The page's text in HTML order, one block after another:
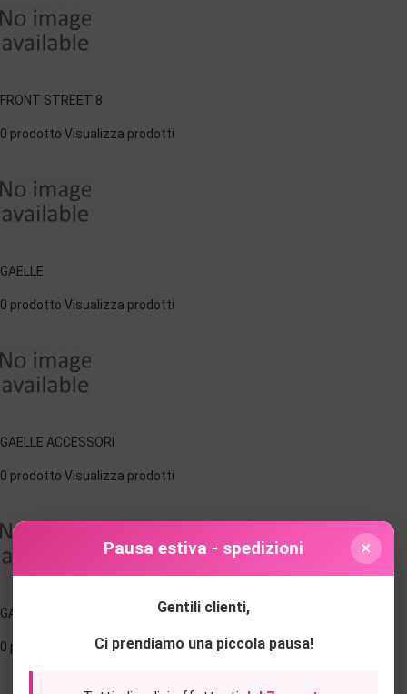
FRONT STREET 8
0 prodotto Visualizza prodotti
GAELLE
0 prodotto Visualizza prodotti
GAELLE ACCESSORI
0 prodotto Visualizza prodotti
GAELLE PARIS
0 prodotto Visualizza prodotti
Pausa estiva - spedizioni ×
Gentili clienti,
Ci prendiamo una piccola pausa!